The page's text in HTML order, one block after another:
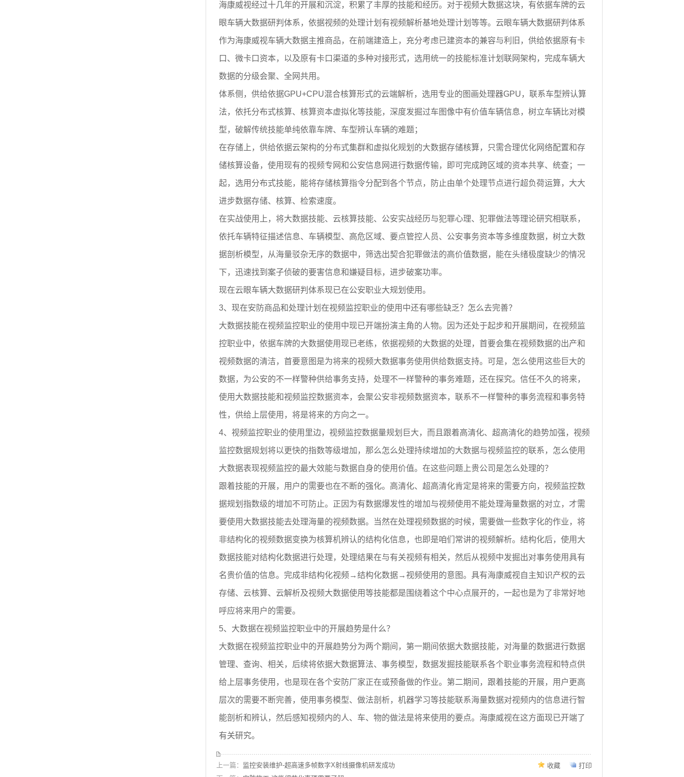
海康威视经过十几年的开展和沉淀，积累了丰厚的技能和经历。对于视频大数据这块，有依据车牌的云
眼车辆大数据研判体系，依据视频的处理计划有视频解析基地处理计划等等。云眼车辆大数据研判体系
作为海康威视车辆大数据主推商品，在前端建造上，充分考虑已建资本的兼容与利旧，供给依据原有卡
口、微卡口资本，以及原有卡口渠道的多种对接形式，选用统一的技能标准计划联网架构，完成车辆大
数据的分级会聚、全网共用。
体系侧，供给依据GPU+CPU混合核算形式的云端解析，选用专业的图画处理器GPU，联系车型辨认算
法，依托分布式核算、核算资本虚拟化等技能，深度发掘过车图像中有价值车辆信息，树立车辆比对模
型，破解传统技能单纯依靠车牌、车型辨认车辆的难题；
在存储上，供给依据云架构的分布式集群和虚拟化规划的大数据存储核算，只需合理优化网络配置和存
储核算设备，使用现有的视频专网和公安信息网进行数据传输，即可完成跨区域的资本共享、统查；一
起，选用分布式技能，能将存储核算指令分配到各个节点，防止由单个处理节点进行超负荷运算，大大
进步数据存储、核算、检索速度。
在实战使用上，将大数据技能、云核算技能、公安实战经历与犯罪心理、犯罪做法等理论研究相联系，
依托车辆特征描述信息、车辆模型、高危区域、要点管控人员、公安事务资本等多维度数据，树立大数
据剖析模型，从海量驳杂无序的数据中，筛选出契合犯罪做法的高价值数据，能在头绪极度缺少的情况
下，迅速找到案子侦破的要害信息和嫌疑目标，进步破案功率。
现在云眼车辆大数据研判体系现已在公安职业大规划使用。
3、现在安防商品和处理计划在视频监控职业的使用中还有哪些缺乏？怎么去完善？
大数据技能在视频监控职业的使用中现已开端扮演主角的人物。因为还处于起步和开展期间，在视频监
控职业中，依据车牌的大数据使用现已老练，依据视频的大数据的处理，首要会集在视频数据的出产和
视频数据的清洁，首要意图是为将来的视频大数据事务使用供给数据支持。可是，怎么使用这些巨大的
数据，为公安的不一样警种供给事务支持，处理不一样警种的事务难题，还在探究。信任不久的将来，
使用大数据技能和视频监控数据资本，会聚公安非视频数据资本，联系不一样警种的事务流程和事务特
性，供给上层使用，将是将来的方向之一。
4、视频监控职业的使用里边，视频监控数据量规划巨大，而且跟着高清化、超高清化的趋势加强，视频
监控数据规划将以更快的指数等级增加，那么怎么处理持续增加的大数据与视频监控的联系，怎么使用
大数据表现视频监控的最大效能与数据自身的使用价值。在这些问题上贵公司是怎么处理的？
跟着技能的开展，用户的需要也在不断的强化。高清化、超高清化肯定是将来的需要方向，视频监控数
据规划指数级的增加不可防止。正因为有数据爆发性的增加与视频使用不能处理海量数据的对立，才需
要使用大数据技能去处理海量的视频数据。当然在处理视频数据的时候，需要做一些数字化的作业，将
非结构化的视频数据变换为核算机辨认的结构化信息，也即是咱们常讲的视频解析。结构化后，使用大
数据技能对结构化数据进行处理，处理结果在与有关视频有相关，然后从视频中发掘出对事务使用具有
名贵价值的信息。完成非结构化视频→结构化数据→视频使用的意图。具有海康威视自主知识产权的云
存储、云核算、云解析及视频大数据使用等技能都是围绕着这个中心点展开的，一起也是为了非常好地
呼应将来用户的需要。
5、大数据在视频监控职业中的开展趋势是什么？
大数据在视频监控职业中的开展趋势分为两个期间，第一期间依据大数据技能，对海量的数据进行数据
管理、查询、相关，后续将依据大数据算法、事务模型，数据发掘技能联系各个职业事务流程和特点供
给上层事务使用，也是现在各个安防厂家正在或预备做的作业。第二期间，跟着技能的开展，用户更高
层次的需要不断完善，使用事务模型、做法剖析，机器学习等技能联系海量数据对视频内的信息进行智
能剖析和辨认，然后感知视频内的人、车、物的做法是将来使用的要点。海康威视在这方面现已开端了
有关研究。
上一篇： 监控安装维护-超高速多帧数字X射线摄像机研发成功
收藏 打印